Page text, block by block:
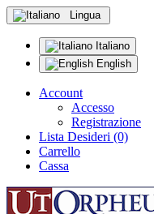
Lingua
Italiano
English
Account
Accesso
Registrazione
Lista Desideri (0)
Carrello
Cassa